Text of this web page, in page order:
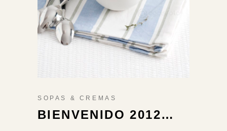
SOPAS & CREMAS
BIENVENIDO 2012…